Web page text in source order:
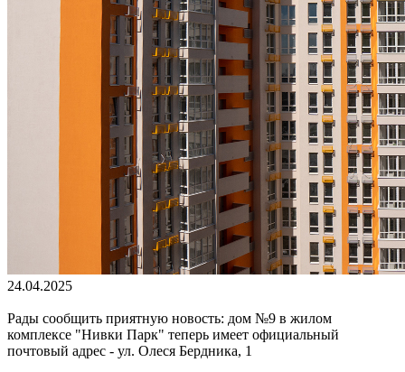
24.04.2025
Рады сообщить приятную новость: дом №9 в жилом
комплексе "Нивки Парк" теперь имеет официальный
почтовый адрес - ул. Олеся Бердника, 1